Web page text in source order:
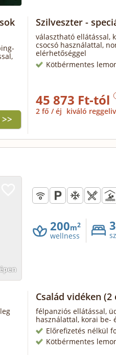
Szilveszter -
választható ellátással,
csocsó használattal,
elérhetőséggel
Kötbérmentes
45 873 Ft-tól
2 fő / éj kiváló
200m2
wellness
Család vidéken (2
félpanziós ellátással,
használattal, korai be-
Előrefizetés nélkül
Kötbérmentes